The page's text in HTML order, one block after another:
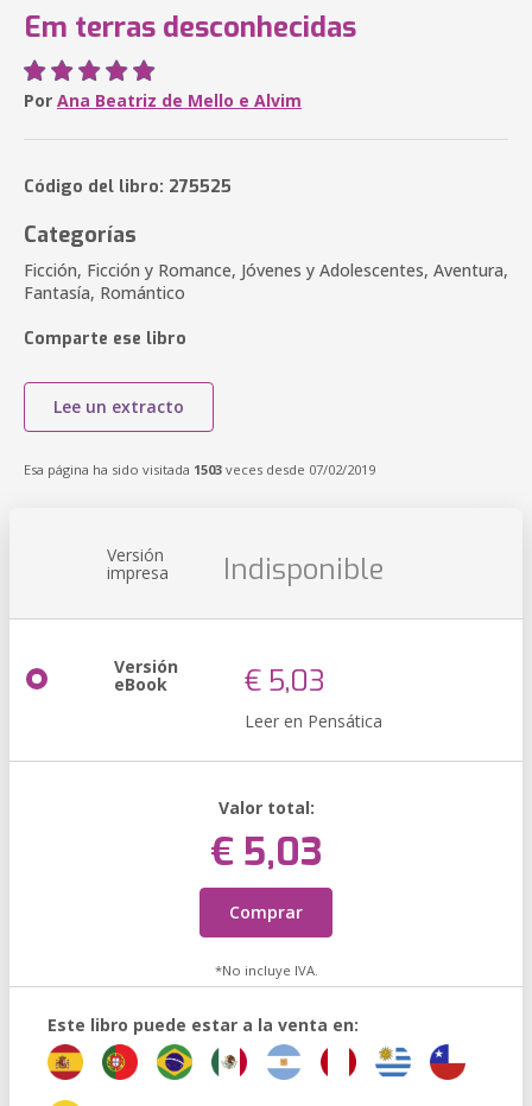
Em terras desconhecidas
Por Ana Beatriz de Mello e Alvim
Código del libro: 275525
Categorías
Ficción, Ficción y Romance, Jóvenes y Adolescentes, Aventura,
Fantasía, Romántico
Comparte ese libro
Lee un extracto
Esa página ha sido visitada 1503 veces desde 07/02/2019
Versión
impresa Indisponible
Versión
eBook € 5,03
Leer en Pensática
Valor total:
€ 5,03
Comprar
*No incluye IVA.
Este libro puede estar a la venta en: